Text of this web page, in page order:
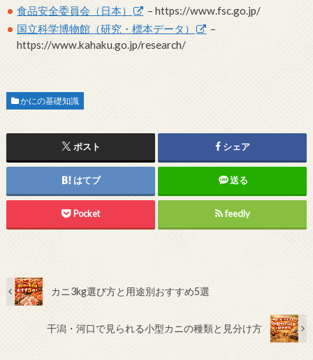
食品安全委員会（日本）
– https://www.fsc.go.jp/
国立科学博物館（研究・標本データ）
–
https://www.kahaku.go.jp/research/
かにの基礎知識
ポスト シェア
はてブ 送る
Pocket feedly
カニ3kg選び方と用途別おすすめ5選
干潟・河口で見られる小型カニの種類と見分け方